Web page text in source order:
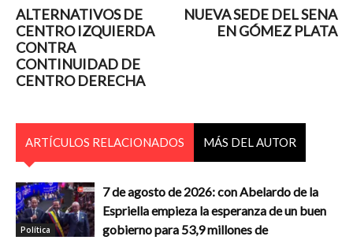
ALTERNATIVOS DE
CENTRO IZQUIERDA
CONTRA
CONTINUIDAD DE
CENTRO DERECHA
NUEVA SEDE DEL SENA
EN GÓMEZ PLATA
ARTÍCULOS RELACIONADOS MÁS DEL AUTOR
Política
7 de agosto de 2026: con Abelardo de la
Espriella empieza la esperanza de un buen
gobierno para 53,9 millones de